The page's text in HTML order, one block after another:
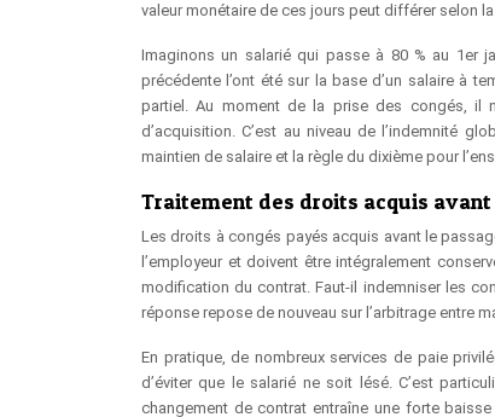
valeur monétaire de ces jours peut différer selon
Imaginons un salarié qui passe à 80 % au 1er
précédente l’ont été sur la base d’un salaire à
partiel. Au moment de la prise des congés, il
d’acquisition. C’est au niveau de l’indemnité
maintien de salaire et la règle du dixième pour
Traitement des droits acquis
Les droits à congés payés acquis avant le
l’employeur et doivent être intégralement
modification du contrat. Faut-il indemniser les
réponse repose de nouveau sur l’arbitrage entre
En pratique, de nombreux services de paie
d’éviter que le salarié ne soit lésé. C’est
changement de contrat entraîne une forte